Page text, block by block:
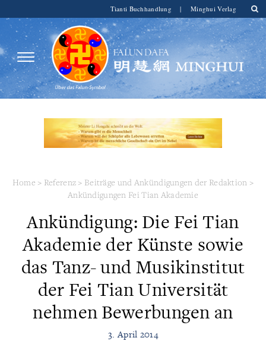
Tianti Buchhandlung | Minghui Verlag
Home > Referenz > Beiträge und Ankündigungen der Redaktion >
Ankündigungen Fei Tian Akademie
Ankündigung: Die Fei Tian
Akademie der Künste sowie
das Tanz- und Musikinstitut
der Fei Tian Universität
nehmen Bewerbungen an
3. April 2014